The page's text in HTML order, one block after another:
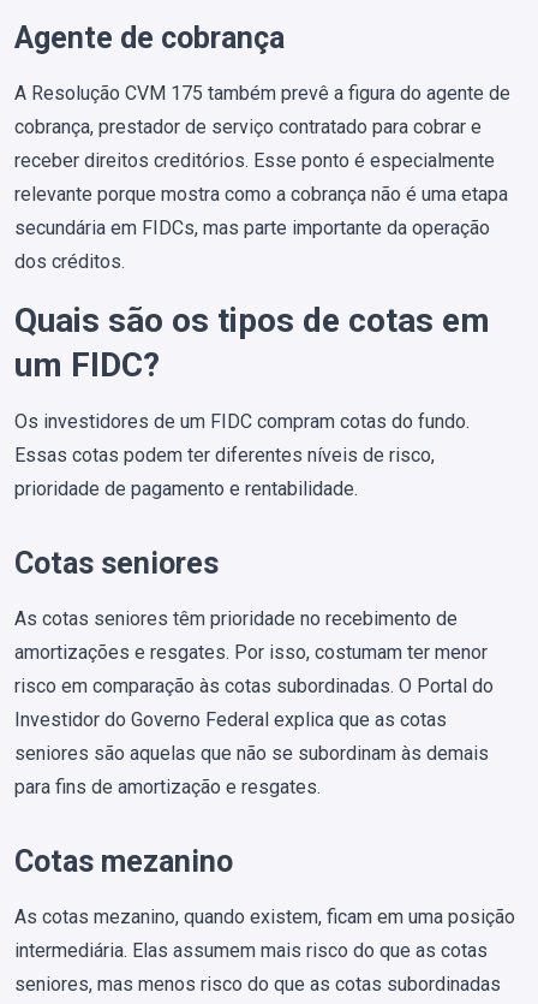
Agente de cobrança
A Resolução CVM 175 também prevê a figura do agente de
cobrança, prestador de serviço contratado para cobrar e
receber direitos creditórios. Esse ponto é especialmente
relevante porque mostra como a cobrança não é uma etapa
secundária em FIDCs, mas parte importante da operação
dos créditos.
Quais são os tipos de cotas em
um FIDC?
Os investidores de um FIDC compram cotas do fundo.
Essas cotas podem ter diferentes níveis de risco,
prioridade de pagamento e rentabilidade.
Cotas seniores
As cotas seniores têm prioridade no recebimento de
amortizações e resgates. Por isso, costumam ter menor
risco em comparação às cotas subordinadas. O Portal do
Investidor do Governo Federal explica que as cotas
seniores são aquelas que não se subordinam às demais
para fins de amortização e resgates.
Cotas mezanino
As cotas mezanino, quando existem, ficam em uma posição
intermediária. Elas assumem mais risco do que as cotas
seniores, mas menos risco do que as cotas subordinadas